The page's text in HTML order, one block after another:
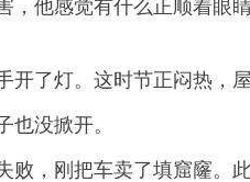
他感觉有什么正顺着眼
了灯。这时节正闷热，屋
没掀开。
，刚把车卖了填窟窿。